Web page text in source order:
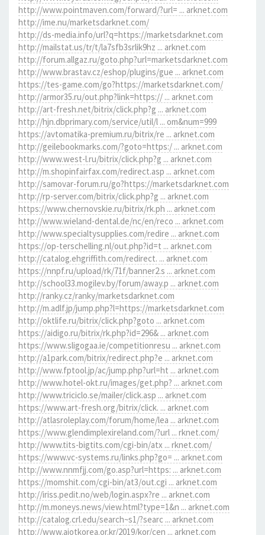
http://www.pointmaven.com/forward/?url= ... arknet.com
http://ime.nu/marketsdarknet.com/
http://ds-media.info/url?q=https://marketsdarknet.com
http://mailstat.us/tr/t/la7sfb3srlik9hz ... arknet.com
http://forum.allgaz.ru/goto.php?url=marketsdarknet.com
http://www.brastav.cz/eshop/plugins/gue ... arknet.com
https://tes-game.com/go?https://marketsdarknet.com/
http://armor35.ru/out.php?link=https:// ... arknet.com
http://art-fresh.net/bitrix/click.php?g ... arknet.com
http://hjn.dbprimary.com/service/util/l ... om&num=999
https://avtomatika-premium.ru/bitrix/re ... arknet.com
http://geilebookmarks.com/?goto=https:/ ... arknet.com
http://www.west-l.ru/bitrix/click.php?g ... arknet.com
http://m.shopinfairfax.com/redirect.asp ... arknet.com
http://samovar-forum.ru/go?https://marketsdarknet.com
http://rp-server.com/bitrix/click.php?g ... arknet.com
https://www.chernovskie.ru/bitrix/rk.ph ... arknet.com
http://www.wieland-dental.de/nc/en/reco ... arknet.com
http://www.specialtysupplies.com/redire ... arknet.com
https://op-terschelling.nl/out.php?id=t ... arknet.com
http://catalog.ehgriffith.com/redirect. ... arknet.com
https://nnpf.ru/upload/rk/71f/banner2.s ... arknet.com
http://school33.mogilev.by/forum/away.p ... arknet.com
http://ranky.cz/ranky/marketsdarknet.com
http://m.adlf.jp/jump.php?l=https://marketsdarknet.com
http://oktlife.ru/bitrix/click.php?goto ... arknet.com
https://aidigo.ru/bitrix/rk.php?id=296& ... arknet.com
https://www.sligogaa.ie/competitionresu ... arknet.com
http://a1park.com/bitrix/redirect.php?e ... arknet.com
http://www.fptool.jp/ac/jump.php?url=ht ... arknet.com
http://www.hotel-okt.ru/images/get.php? ... arknet.com
http://www.triciclo.se/mailer/click.asp ... arknet.com
https://www.art-fresh.org/bitrix/click. ... arknet.com
http://atlasroleplay.com/forum/home/lea ... arknet.com
https://www.glendimplexireland.com/?url ... rknet.com/
http://www.tits-bigtits.com/cgi-bin/atx ... rknet.com/
https://www.vc-systems.ru/links.php?go= ... arknet.com
http://www.nnmfjj.com/go.asp?url=https: ... arknet.com
https://momshit.com/cgi-bin/at3/out.cgi ... arknet.com
http://iriss.pedit.no/web/login.aspx?re ... arknet.com
http://m.moneys.news/view.html?type=1&n ... arknet.com
http://catalog.crl.edu/search~s1/?searc ... arknet.com
http://www.aiotkorea.or.kr/2019/kor/cen ... arknet.com